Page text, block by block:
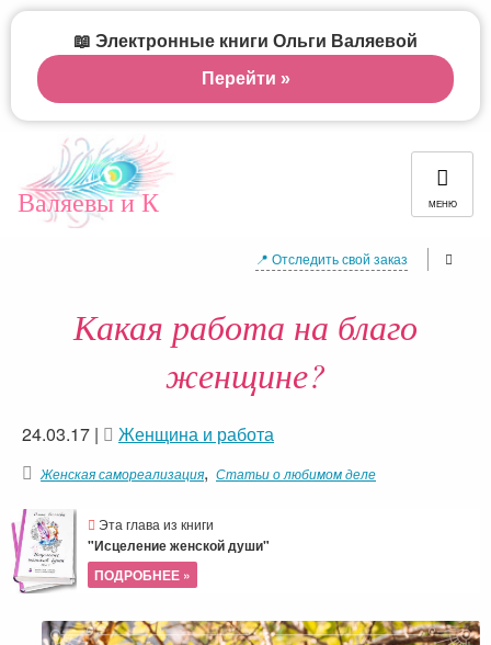
Валяевы и К МЕНЮ
📍 Отследить свой заказ
Какая работа на благо
женщине?
24.03.17 | Женщина и работа
Женская самореализация, Статьи о любимом деле
Эта глава из книги
"Исцеление женской души"
ПОДРОБНЕЕ »
📖 Электронные книги Ольги Валяевой
Перейти »